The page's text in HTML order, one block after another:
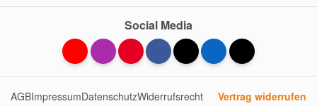
Social Media
AGBImpressumDatenschutzWiderrufsrecht Vertrag widerrufen